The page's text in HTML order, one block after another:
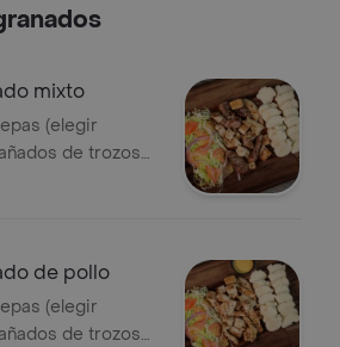
mixto
(elegir
de trozos
al carbón,
de pollo
(elegir
de trozos